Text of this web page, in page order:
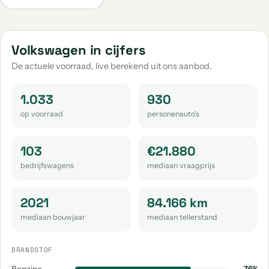
Volkswagen Caddy
Volkswagen Up
aantal: 30
Volkswagen Caddy Maxi
aantal: 22
aantal: 19 aantal: 19
Volkswagen Passat Variant Volkswagen Tayron
Volkswagen Tiguan Allspace
aantal: 14
Volkswagen Touran
aantal: 12
aantal: 11
Volkswagen in cijfers
De actuele voorraad, live berekend uit ons aanbod.
1.033
op voorraad
930
personenauto's
103
bedrijfswagens
€21.880
mediaan vraagprijs
2021
mediaan bouwjaar
84.166 km
mediaan tellerstand
BRANDSTOF